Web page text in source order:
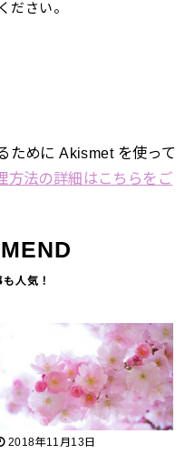
ださい。
ために Akismet を使って
方法の詳細はこちらをご
2018年11月13日